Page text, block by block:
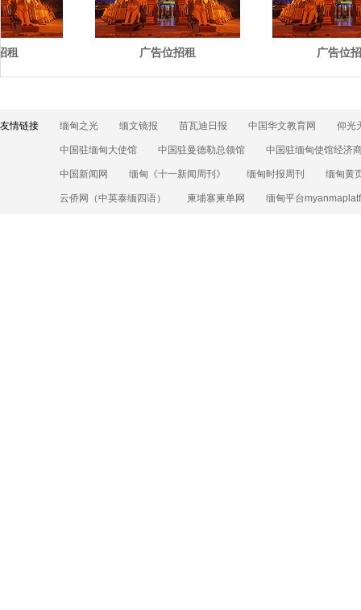
广告位招租 广告位招租
友情链接 缅甸之光 缅文镜报 苗瓦迪日报 中国华文教育网 仰光
中国驻缅甸大使馆 中国驻曼德勒总领馆 中国驻缅甸使馆经济
中国新闻网 缅甸《十一新闻周刊》 缅甸时报周刊 缅甸黄
云侨网（中英泰缅四语） 柬埔寨柬单网 缅甸平台